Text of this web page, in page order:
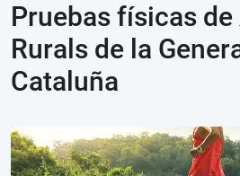
Pruebas físicas
Rurals de la
Cataluña